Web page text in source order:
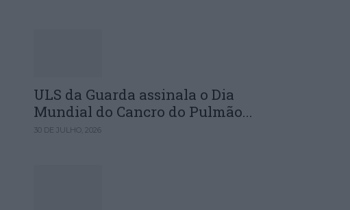
ULS da Guarda assinala o Dia
Mundial do Cancro do Pulmão...
30 DE JULHO, 2026